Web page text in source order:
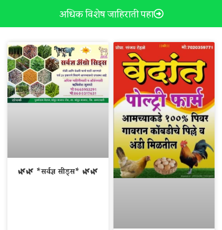
अधिक विशेष जाहिराती पहा
🌿🌿 *सर्वज्ञ सीड्स* 🌿🌿